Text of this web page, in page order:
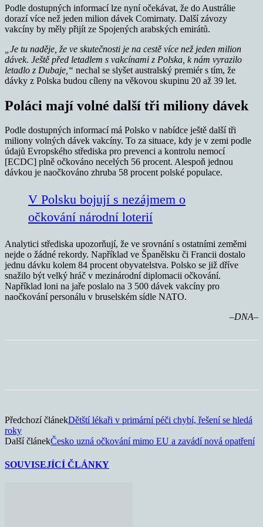
Podle dostupných informací lze nyní očekávat, že do Austrálie
dorazí více než jeden milion dávek Comirnaty. Další závozy
vakcíny by měly přijít ze Spojených arabských emirátů.
„Je tu naděje, že ve skutečnosti je na cestě více než jeden milion
dávek. Ještě před letadlem s vakcínami z Polska, k nám vyrazilo
letadlo z Dubaje,“ nechal se slyšet australský premiér s tím, že
dávky z Polska budou cíleny na věkovou skupinu 20 až 39 let.
Poláci mají volné další tři miliony dávek
Podle dostupných informací má Polsko v nabídce ještě další tři
miliony volných dávek vakcíny. To za situace, kdy je v zemi podle
údajů Evropského střediska pro prevenci a kontrolu nemocí
[ECDC] plně očkováno necelých 56 procent. Alespoň jednou
dávkou je naočkováno zhruba 58 procent polské populace.
V Polsku bojují s nezájmem o
očkování národní loterií
Analytici střediska upozorňují, že ve srovnání s ostatními zeměmi
nejde o žádné rekordy. Například ve Španělsku či Francii dostalo
jednu dávku kolem 84 procent obyvatelstva. Polsko se již dříve
snažilo být velký hráč v mezinárodní diplomacii očkování.
Například loni na jaře poslalo na 3 500 dávek vakcíny pro
naočkování personálu v bruselském sídle NATO.
–DNA–
Předchozí článekDětští lékaři v primární péči chybí, řešení se hledá
roky
Další článekČesko uzná očkování mimo EU a zavádí nová opatření
SOUVISEJÍCÍ ČLÁNKY